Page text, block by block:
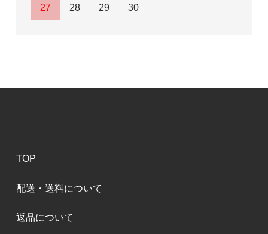
27 28 29 30
TOP
配送・送料について
返品について